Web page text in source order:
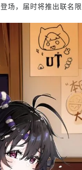
场，届时将推出联名